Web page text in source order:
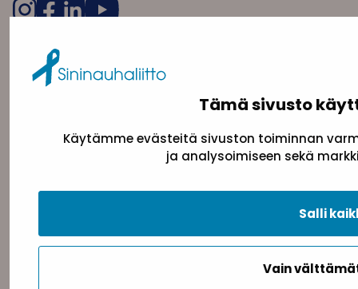
Tämä sivusto
Käytämme evästeitä sivuston toiminnan
ja analysoimiseen sekä
Vain
Salli
Evästeseloste